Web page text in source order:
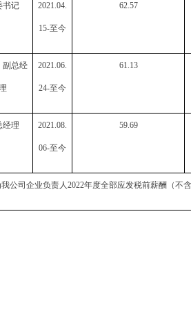
书记 2021.04.
15-至今
62.57
副总经 2021.06.
24-至今
61.13
经理 2021.08.
06-至今
59.69
公司企业负责人2022年度全部应发税前薪酬（不